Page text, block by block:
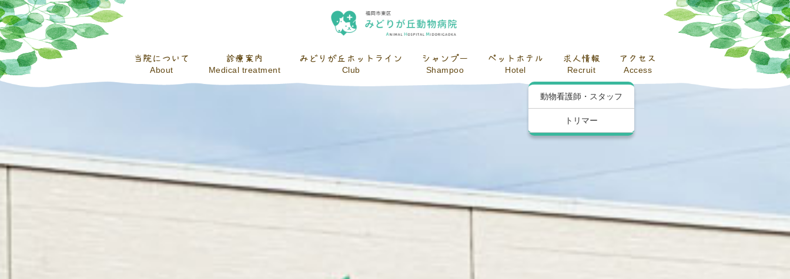
当院について
About
診療案内
Medical treatment
みどりが丘ホットライン
Club
シャンプー
Shampoo
ペットホテル
Hotel
求人情報
Recruit
動物看護師・スタッフ
トリマー
アクセス
Access